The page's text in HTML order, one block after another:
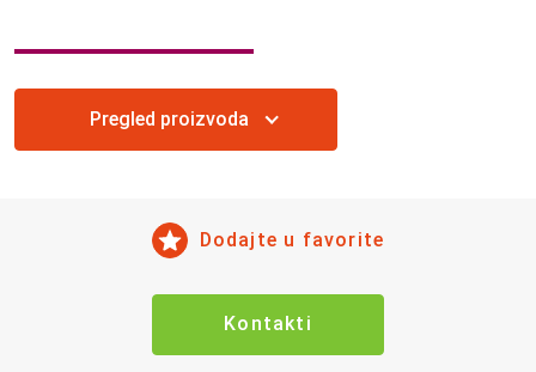
Pregled proizvoda
Dodajte u favorite
Kontakti